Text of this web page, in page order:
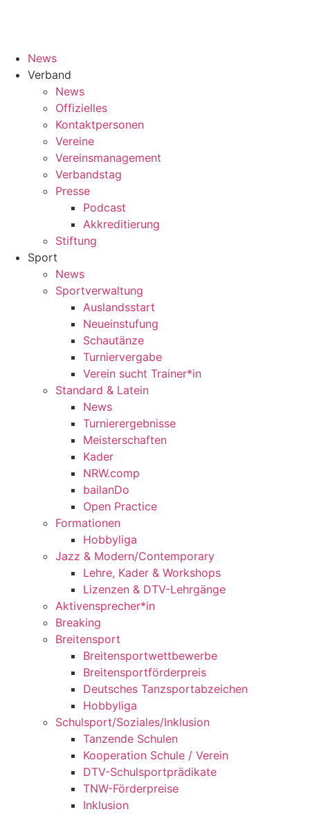
News
Verband
News
Offizielles
Kontaktpersonen
Vereine
Vereinsmanagement
Verbandstag
Presse
Podcast
Akkreditierung
Stiftung
Sport
News
Sportverwaltung
Auslandsstart
Neueinstufung
Schautänze
Turniervergabe
Verein sucht Trainer*in
Standard & Latein
News
Turnierergebnisse
Meisterschaften
Kader
NRW.comp
bailanDo
Open Practice
Formationen
Hobbyliga
Jazz & Modern/Contemporary
Lehre, Kader & Workshops
Lizenzen & DTV-Lehrgänge
Aktivensprecher*in
Breaking
Breitensport
Breitensportwettbewerbe
Breitensportförderpreis
Deutsches Tanzsportabzeichen
Hobbyliga
Schulsport/Soziales/Inklusion
Tanzende Schulen
Kooperation Schule / Verein
DTV-Schulsportprädikate
TNW-Förderpreise
Inklusion